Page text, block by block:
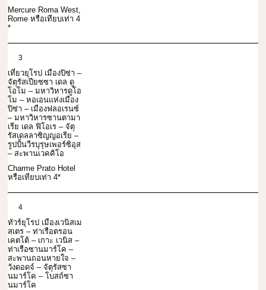
Mercure Roma West,
Rome หรือเทียบเท่า 4
*
3
เที่ยวยุโรป เมืองปิซ่า –
จัตุรัสเปียซซา เดล ดู
โอโม – มหาวิหารดูโอ
โม – หอเอนแห่งเมือง
ปิซ่า – เมืองฟลอเรนซ์
– มหาวิหารซานตามา
เรีย เดล ฟิโอเร – จัตุ
รัสเดลลาซิญญอเรีย –
รูปปั้นวีรบุรุษเพอร์ซิอุส
– สะพานเวคคิโอ
Charme Prato Hotel
หรือเทียบเท่า 4*
4
ทัวร์ยุโรป เมืองเวนิสเม
สเตร – ท่าเรือตรอน
เคตโต้ – เกาะ เวนิส –
ท่าเรือซานมาร์โค –
สะพานถอนหายใจ –
วังดอดจ์ – จัตุรัสซา
นมาร์โค – โบสถ์ซา
นมาร์โค